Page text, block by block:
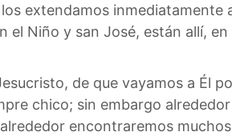
extendamos inmediatamente
el Niño y san José, están allí, en
de que vayamos a Él
chico; sin embargo alrededor
encontraremos muchos